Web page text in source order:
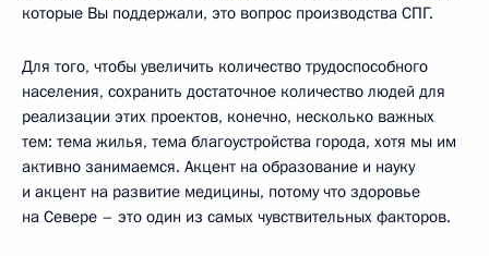
которые Вы поддержали, это вопрос производства СПГ.
Для того, чтобы увеличить количество трудоспособного
населения, сохранить достаточное количество людей для
реализации этих проектов, конечно, несколько важных
тем: тема жилья, тема благоустройства города, хотя мы им
активно занимаемся. Акцент на образование и науку
и акцент на развитие медицины, потому что здоровье
на Севере – это один из самых чувствительных факторов.